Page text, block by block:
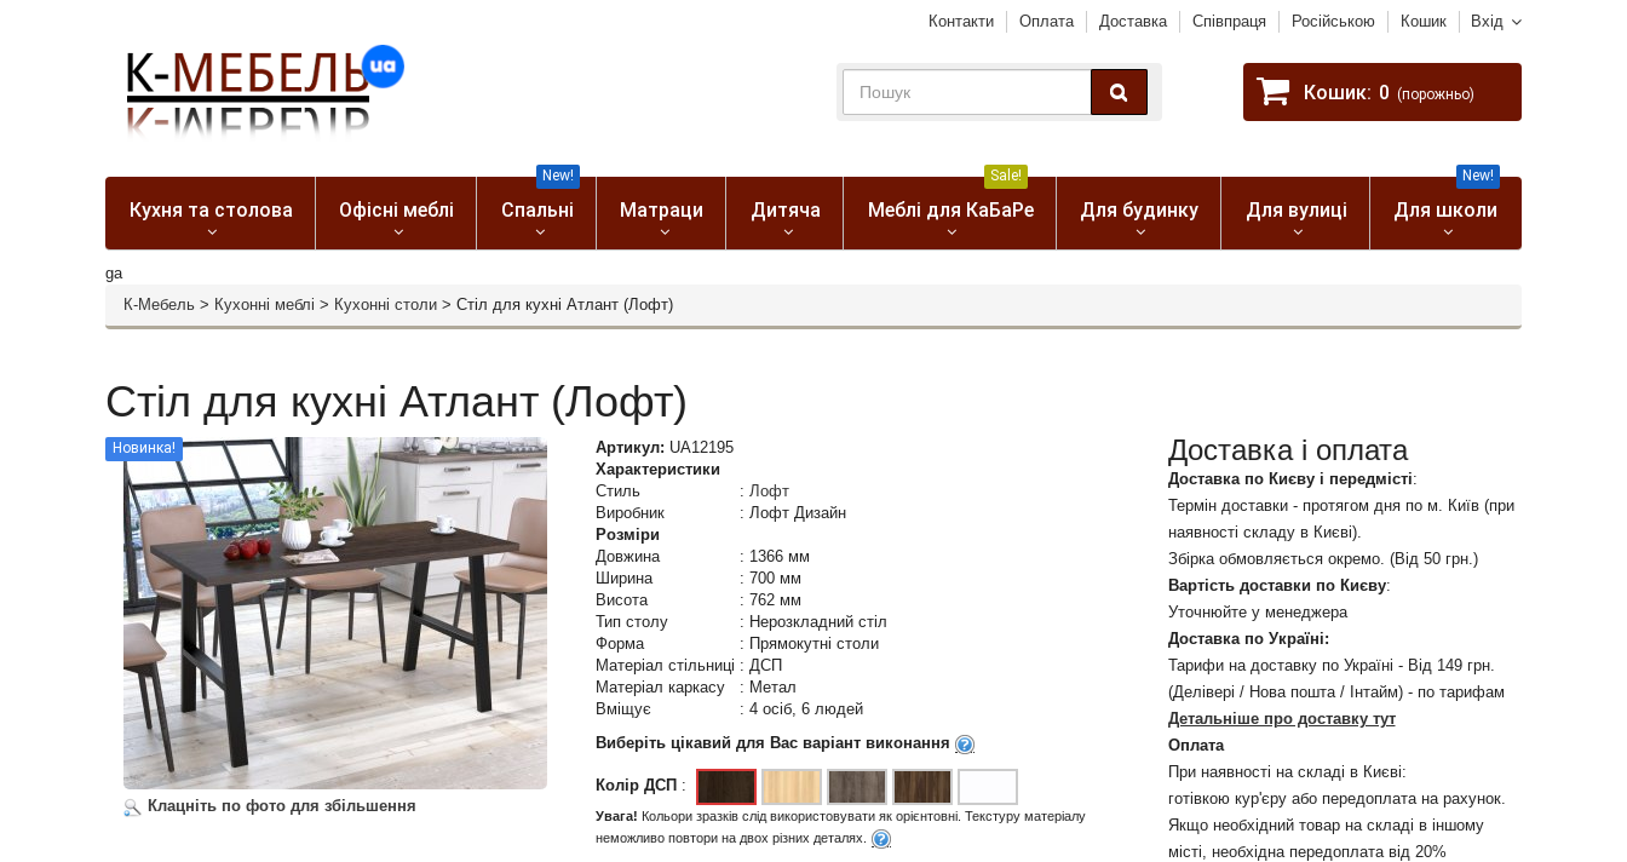
Вхід
Контакти Оплата Доставка Співпраця Російською Кошик
Кошик: 0 (порожньо)
Кухня та столова Офісні меблі Спальні
New!
Матраци Дитяча Меблі для КаБаРе
Sale!
Для будинку Для вулиці Для школи
New!
ga
К-Мебель > Кухонні меблі > Кухонні столи > Стіл для кухні Атлант (Лофт)
Стіл для кухні Атлант (Лофт)
Новинка!
Клацніть по фото для збільшення
Артикул: UA12195
Характеристики
Стиль
: Лофт
Виробник
: Лофт Дизайн
Розміри
Довжина
: 1366 мм
Ширина
: 700 мм
Висота
: 762 мм
Тип столу
: Нерозкладний стіл
Форма
: Прямокутні столи
Матеріал стільниці : ДСП
Матеріал каркасу
: Метал
Вміщує
: 4 осіб, 6 людей
Виберіть цікавий для Вас варіант виконання
Колір ДСП :
Увага! Кольори зразків слід використовувати як орієнтовні. Текстуру матеріалу
неможливо повтори на двох різних деталях.
Доставка і оплата
Доставка по Києву і передмісті:
Термін доставки - протягом дня по м. Київ (при
наявності складу в Києві).
Збірка обмовляється окремо. (Від 50 грн.)
Вартість доставки по Києву:
Уточнюйте у менеджера
Доставка по Україні:
Тарифи на доставку по Україні - Від 149 грн.
(Делівері / Нова пошта / Інтайм) - по тарифам
Детальніше про доставку тут
Оплата
При наявності на складі в Києві:
готівкою кур'єру або передоплата на рахунок.
Якщо необхідний товар на складі в іншому
місті, необхідна передоплата від 20%